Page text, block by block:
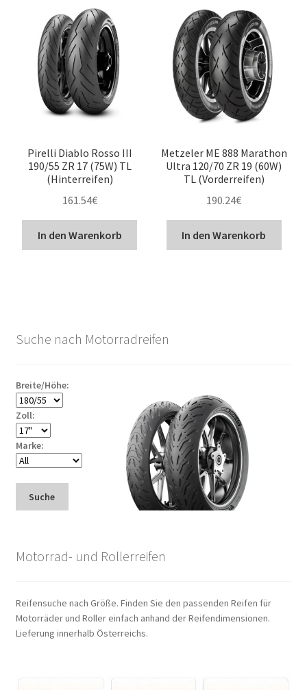
Pirelli Diablo Rosso III
190/55 ZR 17 (75W) TL
(Hinterreifen)
161.54€
In den Warenkorb
Metzeler ME 888 Marathon
Ultra 120/70 ZR 19 (60W)
TL (Vorderreifen)
190.24€
In den Warenkorb
Suche nach Motorradreifen
Breite/Höhe:
Zoll:
Marke:
Suche
Motorrad- und Rollerreifen
Reifensuche nach Größe. Finden Sie den passenden Reifen für
Motorräder und Roller einfach anhand der Reifendimensionen.
Lieferung innerhalb Österreichs.